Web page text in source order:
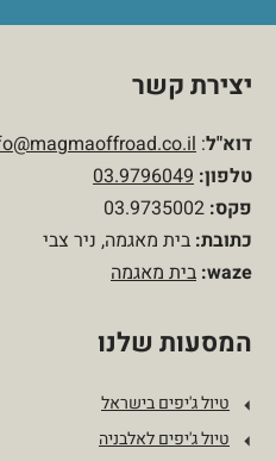
יצירת קשר
דוא"ל:
טלפון:
03.9796049
פקס:
כתובת: בית מאגמה, ניר צבי
waze: בית מאגמה
המסעות שלנו
טיול ג'יפים בישראל
טיול ג'יפים לאלבניה